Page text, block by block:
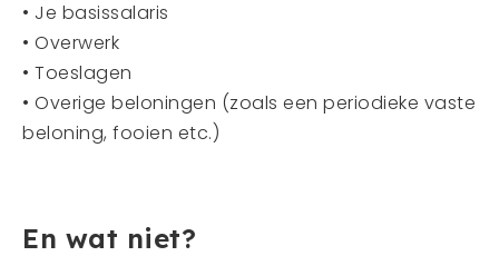
• Je basissalaris
• Overwerk
• Toeslagen
• Overige beloningen (zoals een periodieke vaste
beloning, fooien etc.)
En wat niet?